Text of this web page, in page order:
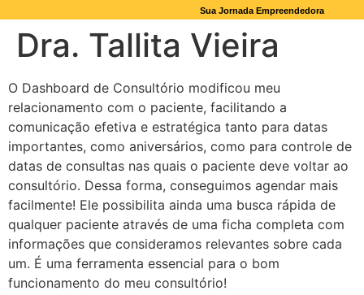
Sua Jornada Empreendedora
Dra. Tallita Vieira
O Dashboard de Consultório modificou meu
relacionamento com o paciente, facilitando a
comunicação efetiva e estratégica tanto para datas
importantes, como aniversários, como para controle de
datas de consultas nas quais o paciente deve voltar ao
consultório. Dessa forma, conseguimos agendar mais
facilmente! Ele possibilita ainda uma busca rápida de
qualquer paciente através de uma ficha completa com
informações que consideramos relevantes sobre cada
um. É uma ferramenta essencial para o bom
funcionamento do meu consultório!